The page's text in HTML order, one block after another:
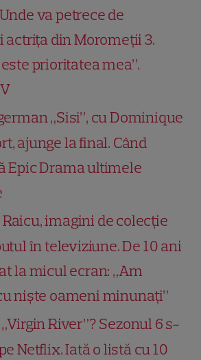
va petrece de
actrița din Moromeții 3.
prioritatea mea”.
„Sisi”, cu Dominique
ajunge la final. Când
Epic Drama ultimele
imagini de colecție
în televiziune. De 10 ani
la micul ecran: „Am
niște oameni minunați”
River”? Sezonul 6 s-
Netflix. Iată o listă cu 10